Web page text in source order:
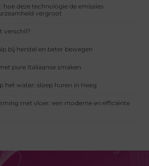
hoe deze technologie de emissies
vergroot
verschil?
bij herstel en beter bewegen
pure Italiaanse smaken
het water: sloep huren in Heeg
met vloer: een moderne en efficiënte